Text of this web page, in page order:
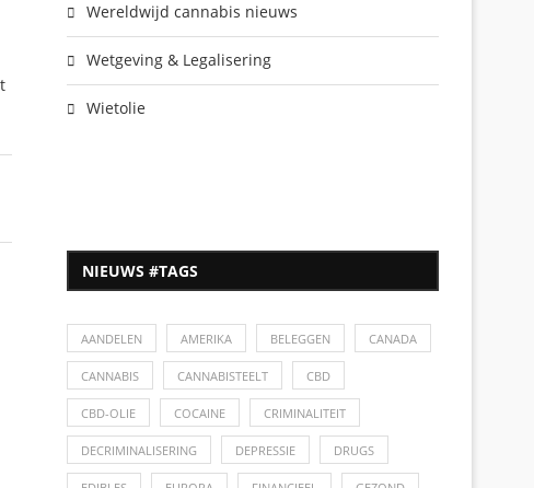
Wereldwijd cannabis nieuws
Wetgeving & Legalisering
Wietolie
NIEUWS #TAGS
AANDELEN AMERIKA BELEGGEN CANADA
CANNABIS CANNABISTEELT CBD
CBD-OLIE COCAINE CRIMINALITEIT
DECRIMINALISERING DEPRESSIE DRUGS